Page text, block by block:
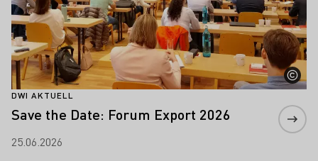
DWI AKTUELL
Save the Date: Forum Export 2026
25.06.2026